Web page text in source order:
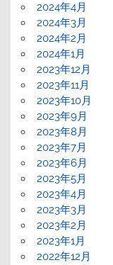
2024年4月
2024年3月
2024年2月
2024年1月
2023年12月
2023年11月
2023年10月
2023年9月
2023年8月
2023年7月
2023年6月
2023年5月
2023年4月
2023年3月
2023年2月
2023年1月
2022年12月